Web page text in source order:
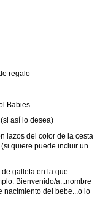
regalo
Babies
así lo desea)
lazos del color de la cesta
quiere puede incluir un
galleta en la que
Bienvenido/a...nombre
nacimiento del bebe...o lo